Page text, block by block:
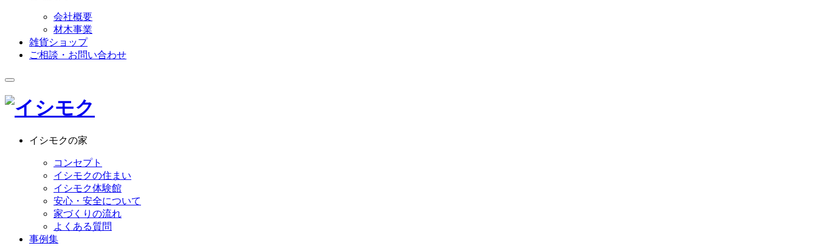
会社概要
材木事業
雑貨ショップ
ご相談・お問い合わせ
イシモクの家
コンセプト
イシモクの住まい
イシモク体験館
安心・安全について
家づくりの流れ
よくある質問
事例集